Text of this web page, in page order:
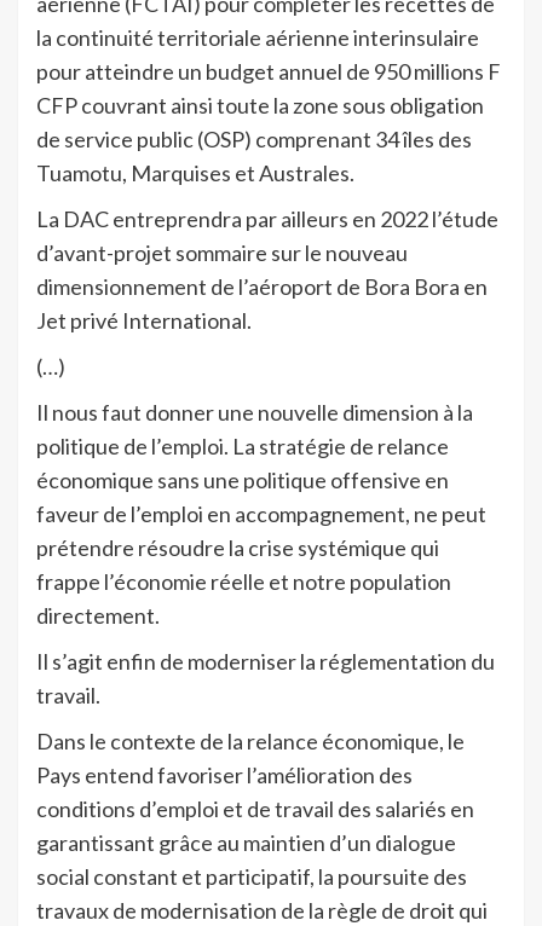
la continuité territoriale aérienne interinsulaire
pour atteindre un budget annuel de 950 millions F
CFP couvrant ainsi toute la zone sous obligation
de service public (OSP) comprenant 34 îles des
Tuamotu, Marquises et Australes.
La DAC entreprendra par ailleurs en 2022 l’étude
d’avant-projet sommaire sur le nouveau
dimensionnement de l’aéroport de Bora Bora en
Jet privé International.
(…)
Il nous faut donner une nouvelle dimension à la
politique de l’emploi. La stratégie de relance
économique sans une politique offensive en
faveur de l’emploi en accompagnement, ne peut
prétendre résoudre la crise systémique qui
frappe l’économie réelle et notre population
directement.
Il s’agit enfin de moderniser la réglementation du
travail.
Dans le contexte de la relance économique, le
Pays entend favoriser l’amélioration des
conditions d’emploi et de travail des salariés en
garantissant grâce au maintien d’un dialogue
social constant et participatif, la poursuite des
travaux de modernisation de la règle de droit qui